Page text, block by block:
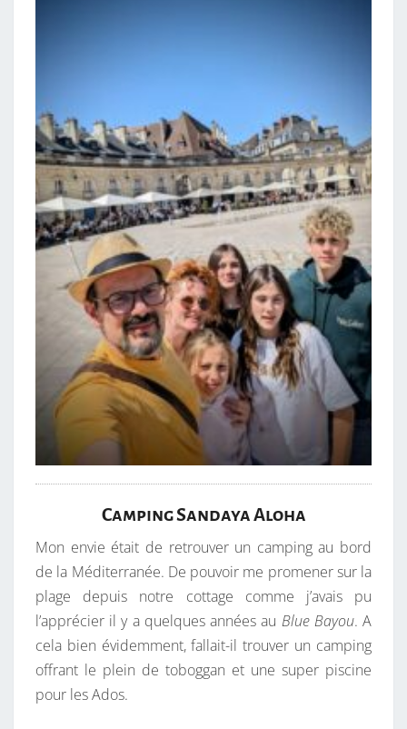
Camping Sandaya Aloha
Mon envie était de retrouver un camping au bord
de la Méditerranée. De pouvoir me promener sur la
plage depuis notre cottage comme j’avais pu
l’apprécier il y a quelques années au Blue Bayou. A
cela bien évidemment, fallait-il trouver un camping
offrant le plein de toboggan et une super piscine
pour les Ados.